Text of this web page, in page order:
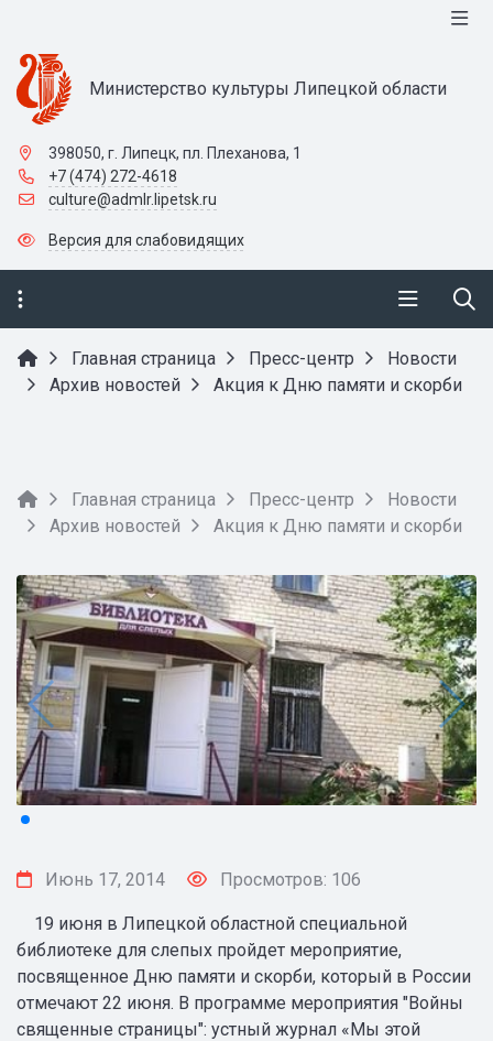
Министерство культуры Липецкой области
398050, г. Липецк, пл. Плеханова, 1
+7 (474) 272-4618
culture@admlr.lipetsk.ru
Версия для слабовидящих
Главная страница Пресс-центр
Новости
Архив новостей
Акция к Дню памяти и скорби
Главная страница Пресс-центр
Новости
Архив новостей
Акция к Дню памяти и скорби
Июнь 17, 2014 Просмотров: 106
19 июня в Липецкой областной специальной
библиотеке для слепых пройдет мероприятие,
посвященное Дню памяти и скорби, который в России
отмечают 22 июня. В программе мероприятия "Войны
священные страницы": устный журнал «Мы этой